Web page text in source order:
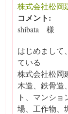
株式会社松岡
コメント:
shibata 様
はじめまして
ている
株式会社松岡
木造、鉄骨造
ト、マンシ
場、工作物、